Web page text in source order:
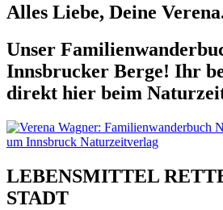
Alles Liebe, Deine
Unser
Innsbrucker Berge! Ihr
direkt hier beim
LEBENSMITTEL
STADT